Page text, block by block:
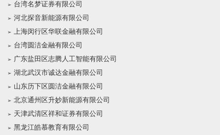
台湾名梦证券有限公司
河北探音新能源有限公司
上海闵行区华联金融有限公司
台湾圆洁金融有限公司
广东盐田区志腾人工智能有限公司
湖北武汉市诚达金融有限公司
山东历下区圆洁金融有限公司
北京通州区升妙新能源有限公司
天津武清区祥和证券有限公司
黑龙江皓慕教育有限公司